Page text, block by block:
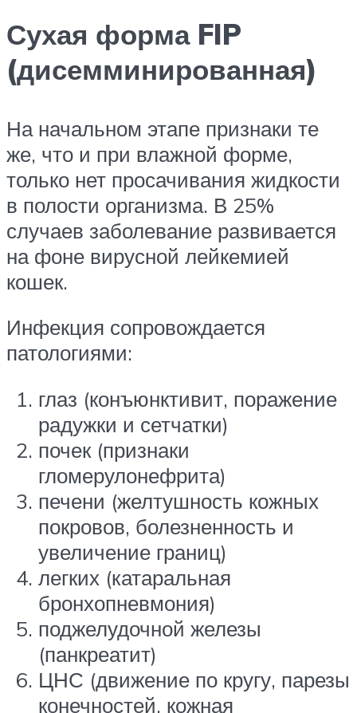
Сухая форма FIP
(дисемминированная)
На начальном этапе признаки те
же, что и при влажной форме,
только нет просачивания жидкости
в полости организма. В 25%
случаев заболевание развивается
на фоне вирусной лейкемией
кошек.
Инфекция сопровождается
патологиями:
глаз (конъюнктивит, поражение
радужки и сетчатки)
почек (признаки
гломерулонефрита)
печени (желтушность кожных
покровов, болезненность и
увеличение границ)
легких (катаральная
бронхопневмония)
поджелудочной железы
(панкреатит)
ЦНС (движение по кругу, парезы
конечностей, кожная